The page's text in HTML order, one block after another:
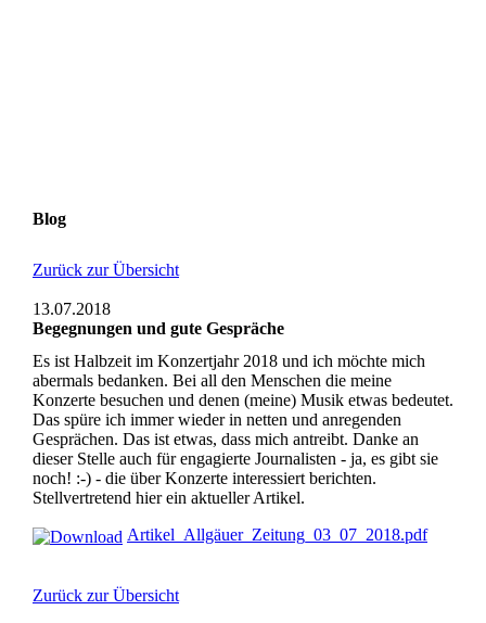
Blog
Zurück zur Übersicht
13.07.2018
Begegnungen und gute Gespräche
Es ist Halbzeit im Konzertjahr 2018 und ich möchte mich
abermals bedanken. Bei all den Menschen die meine
Konzerte besuchen und denen (meine) Musik etwas bedeutet.
Das spüre ich immer wieder in netten und anregenden
Gesprächen. Das ist etwas, dass mich antreibt. Danke an
dieser Stelle auch für engagierte Journalisten - ja, es gibt sie
noch! :-) - die über Konzerte interessiert berichten.
Stellvertretend hier ein aktueller Artikel.
Artikel_Allgäuer_Zeitung_03_07_2018.pdf
Zurück zur Übersicht